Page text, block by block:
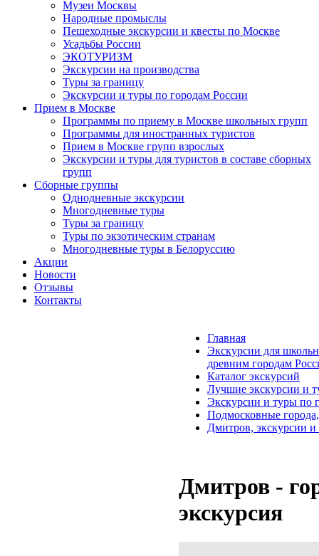
Музеи Москвы
Народные промыслы
Пешеходные экскурсии и квесты по Москве
Усадьбы России
ЭКОТУРИЗМ
Экскурсии на производства
Туры за границу
Экскурсии и туры по городам России
Прием в Москве
Программы по приему в Москве школьных групп
Программы для иностранных туристов
Прием в Москве групп взрослых
Экскурсии и туры для туристов в составе сборных
групп
Сборные группы
Однодневные экскурсии
Многодневные туры
Туры за границу
Туры по экзотическим странам
Многодневные туры в Белоруссию
Акции
Новости
Отзывы
Контакты
Главная
Экскурсии для
древним городам
Каталог экскурсий
Лучшие экскурсии и
Экскурсии и туры по
Подмосковные
Дмитров, экскурсии
Дмитров -
экскурсия